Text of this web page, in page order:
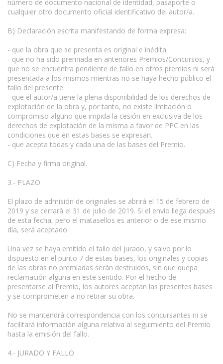
número de documento nacional de identidad, pasaporte o
cualquier otro documento oficial identificativo del autor/a.
B) Declaración escrita manifestando de forma expresa:
- que la obra que se presenta es original e inédita.
- que no ha sido premiada en anteriores Premios/Concursos, y
que no se encuentra pendiente de fallo en otros premios ni será
presentada a los mismos mientras no se haya hecho público el
fallo del presente.
- que el autor/a tiene la plena disponibilidad de los derechos de
explotación de la obra y, por tanto, no existe limitación o
compromiso alguno que impida la cesión en exclusiva de los
derechos de explotación de la misma a favor de PPC en las
condiciones que en estas bases se expresan.
- que acepta todas y cada una de las bases del Premio.
C) Fecha y firma original.
3.- PLAZO
El plazo de admisión de originales se abrirá el 15 de febrero de
2019 y se cerrará el 31 de julio de 2019. Si el envío llega después
de esta fecha, pero el matasellos es anterior o de ese mismo
día, será aceptado.
Una vez se haya emitido el fallo del jurado, y salvo por lo
dispuesto en el punto 7 de estas bases, los originales y copias
de las obras no premiadas serán destruidos, sin que quepa
reclamación alguna en este sentido. Por el hecho de
presentarse al Premio, los autores aceptan las presentes bases
y se comprometen a no retirar su obra.
No se mantendrá correspondencia con los concursantes ni se
facilitará información alguna relativa al seguimiento del Premio
hasta la emisión del fallo.
4.- JURADO Y FALLO